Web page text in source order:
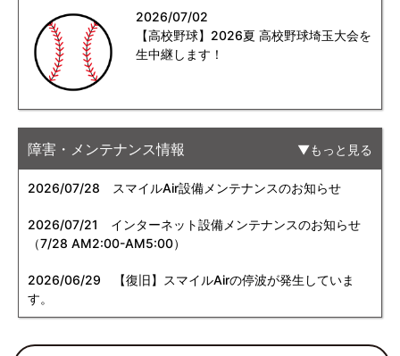
2026/07/02
【高校野球】2026夏 高校野球埼玉大会を
生中継します！
障害・メンテナンス情報 もっと見る
2026/07/28 スマイルAir設備メンテナンスのお知らせ
2026/07/21
インターネット設備メンテナンスのお知らせ
（7/28 AM2:00-AM5:00）
2026/06/29 【復旧】スマイルAirの停波が発生していま
す。